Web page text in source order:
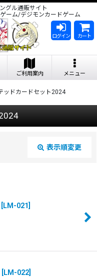
グル通販サイト
ーム/デジモンカードゲーム
ログイン カート
ご利用案内 メニュー
ッドカードセット2024
表示順変更
LM-021
LM-022